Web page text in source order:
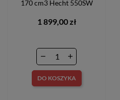
170 cm3 Hecht 550SW
1 899,00 zł
DO KOSZYKA